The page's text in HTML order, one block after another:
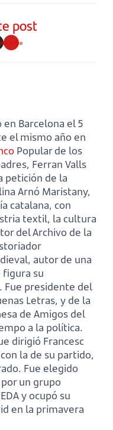
post
Youtube
en Barcelona el 5
el mismo año en
Popular de los
Ferran Valls
petición de la
Arnó Maristany,
catalana, con
textil, la cultura
del Archivo de la
autor de una
su
. Fue presidente del
Letras, y de la
de Amigos del
a la política.
dirigió Francesc
la de su partido,
Fue elegido
un grupo
y ocupó su
en la primavera